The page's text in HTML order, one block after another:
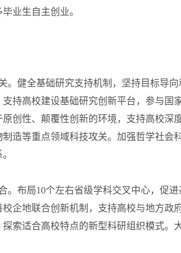
业生自主创业。
健全基础研究支持机制，坚持目标导
持高校建设基础研究创新平台，参与
创性、颠覆性创新的环境，支持高校
造等重点领域科技攻关。加强哲学社
布局10个左右省级学科交叉中心，促
企地联合创新机制，支持高校与地方
索适合高校特点的新型科研组织模式